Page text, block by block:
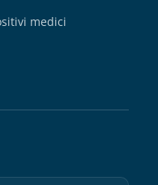
medici